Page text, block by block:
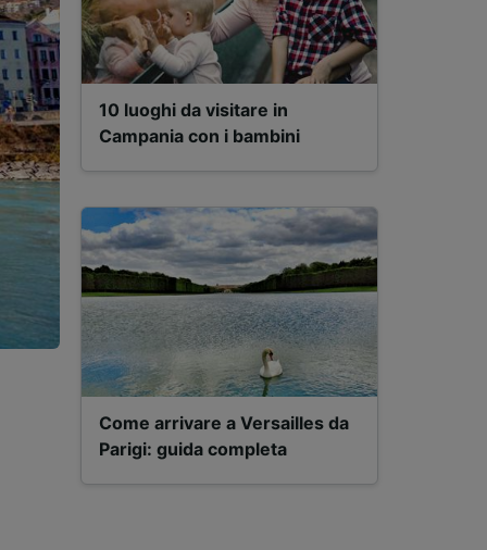
10 luoghi da visitare in
Campania con i bambini
Come arrivare a Versailles da
Parigi: guida completa